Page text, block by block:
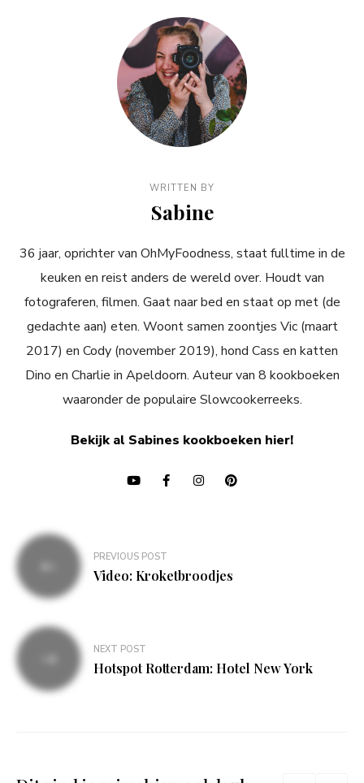
WRITTEN BY
Sabine
36 jaar, oprichter van OhMyFoodness, staat fulltime in de
keuken en reist anders de wereld over. Houdt van
fotograferen, filmen. Gaat naar bed en staat op met (de
gedachte aan) eten. Woont samen zoontjes Vic (maart
2017) en Cody (november 2019), hond Cass en katten
Dino en Charlie in Apeldoorn. Auteur van 8 kookboeken
waaronder de populaire Slowcookerreeks.
Bekijk al Sabines kookboeken hier!
Bericht
navigatie
PREVIOUS POST
Video: Kroketbroodjes
NEXT POST
Hotspot Rotterdam: Hotel New York